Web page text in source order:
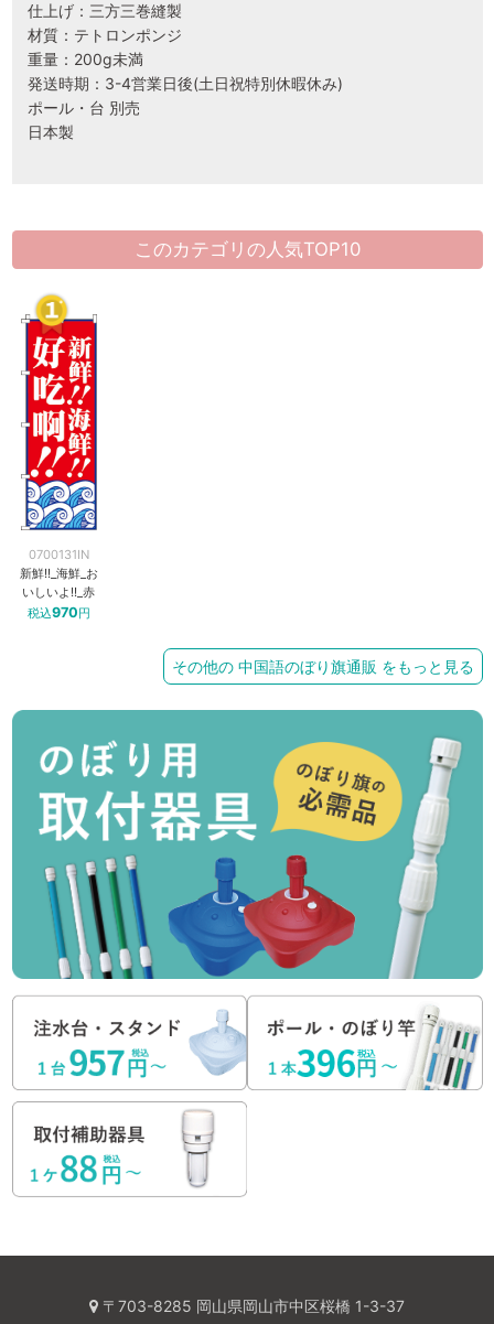
仕上げ：三方三巻縫製
材質：テトロンポンジ
重量：200g未満
発送時期：3-4営業日後(土日祝特別休暇休み)
ポール・台 別売
日本製
このカテゴリの人気TOP10
0700131IN
新鮮!!_海鮮_お
いしいよ!!_赤
税込970円
その他の 中国語のぼり旗通販 をもっと見る
〒703-8285 岡山県岡山市中区桜橋 1-3-37